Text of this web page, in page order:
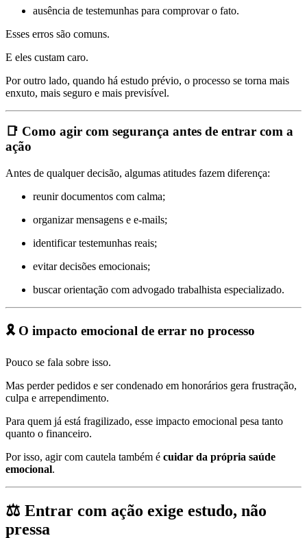
ausência de testemunhas para comprovar o fato.
Esses erros são comuns.
E eles custam caro.
Por outro lado, quando há estudo prévio, o processo se torna mais
enxuto, mais seguro e mais previsível.
📑 Como agir com segurança antes de entrar com a
ação
Antes de qualquer decisão, algumas atitudes fazem diferença:
reunir documentos com calma;
organizar mensagens e e-mails;
identificar testemunhas reais;
evitar decisões emocionais;
buscar orientação com advogado trabalhista especializado.
🎗️ O impacto emocional de errar no processo
Pouco se fala sobre isso.
Mas perder pedidos e ser condenado em honorários gera frustração,
culpa e arrependimento.
Para quem já está fragilizado, esse impacto emocional pesa tanto
quanto o financeiro.
Por isso, agir com cautela também é cuidar da própria saúde
emocional.
⚖️ Entrar com ação exige estudo, não
pressa